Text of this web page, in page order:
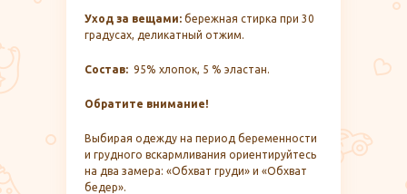
Уход за вещами: бережная стирка при 30
градусах, деликатный отжим.
Состав: 95% хлопок, 5 % эластан.
Обратите внимание!
Выбирая одежду на период беременности
и грудного вскармливания ориентируйтесь
на два замера: «Обхват груди» и «Обхват
бедер».